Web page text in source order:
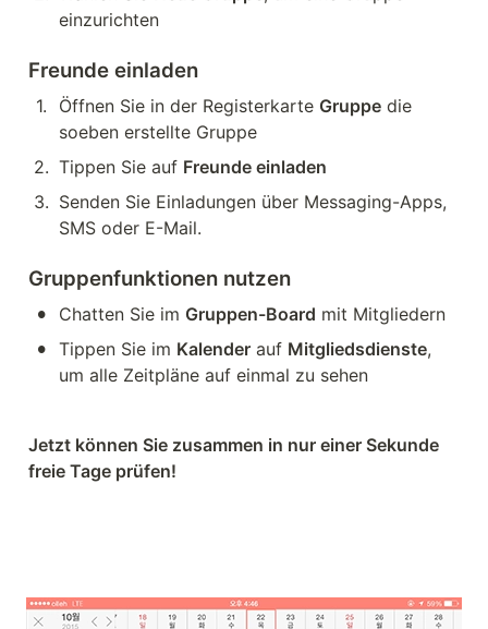
einzurichten
Freunde einladen
1. Öffnen Sie in der Registerkarte Gruppe die
soeben erstellte Gruppe
2. Tippen Sie auf Freunde einladen
3. Senden Sie Einladungen über Messaging-Apps,
SMS oder E-Mail.
Gruppenfunktionen nutzen
• Chatten Sie im Gruppen-Board mit Mitgliedern
• Tippen Sie im Kalender auf Mitgliedsdienste,
um alle Zeitpläne auf einmal zu sehen
Jetzt können Sie zusammen in nur einer Sekunde
freie Tage prüfen!